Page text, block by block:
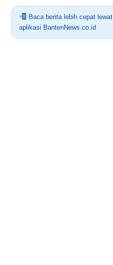
Baca berita lebih cepat lewat
aplikasi BantenNews.co.id